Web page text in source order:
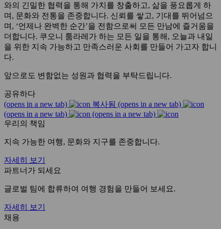
와의 긴밀한 협력을 통해 가치를 창출하고, 삶을 풍요롭게 하
며, 문화와 전통을 존중합니다. 신뢰를 쌓고, 기대를 뛰어넘으
며, ‘언제나 완벽한 순간’을 전함으로써 모든 만남에 즐거움을
더합니다. 쿠오니 툼라레가 하는 모든 일을 통해, 오늘과 내일
을 위한 지속 가능하고 만족스러운 사회를 만들어 가고자 합니
다.
앞으로도 변함없는 성원과 협력을 부탁드립니다.
공유하다
(opens in a new tab)
복사됨 (opens in a new tab)
(opens in a new tab)
(opens in a new tab)
우리의 책임
지속 가능한 여행, 문화와 지구를 존중합니다.
자세히 보기
파트너가 되세요
글로벌 팀에 합류하여 여행 경험을 만들어 보세요.
자세히 보기
채용